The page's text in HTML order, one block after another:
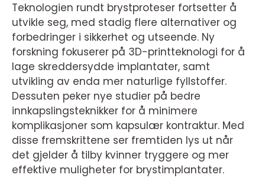
Teknologien rundt brystproteser fortsetter å
utvikle seg, med stadig flere alternativer og
forbedringer i sikkerhet og utseende. Ny
forskning fokuserer på 3D-printteknologi for å
lage skreddersydde implantater, samt
utvikling av enda mer naturlige fyllstoffer.
Dessuten peker nye studier på bedre
innkapslingsteknikker for å minimere
komplikasjoner som kapsulær kontraktur. Med
disse fremskrittene ser fremtiden lys ut når
det gjelder å tilby kvinner tryggere og mer
effektive muligheter for brystimplantater.